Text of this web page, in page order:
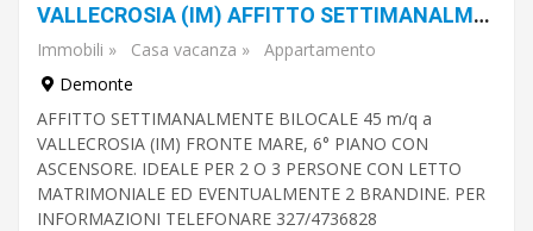
Tipo
di
piano
Cucina
VALLECROSIA (IM) AFFITTO SETTIMANALMENTE O WEEK-END
Immobili » Casa vacanza »
Appartamento
Demonte
AFFITTO SETTIMANALMENTE BILOCALE 45 m/q a
VALLECROSIA (IM) FRONTE MARE, 6° PIANO CON
ASCENSORE. IDEALE PER 2 O 3 PERSONE CON LETTO
MATRIMONIALE ED EVENTUALMENTE 2 BRANDINE. PER
INFORMAZIONI TELEFONARE 327/4736828